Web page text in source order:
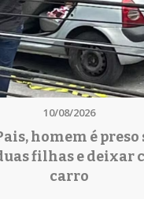
10/08/2026
homem é
filhas e deixar
carro